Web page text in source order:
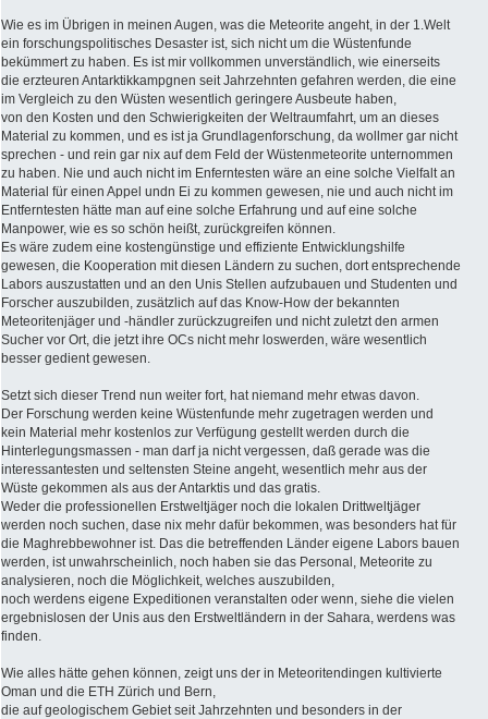
Wie es im Übrigen in meinen Augen, was die Meteorite angeht, in der 1.Welt
ein forschungspolitisches Desaster ist, sich nicht um die Wüstenfunde
bekümmert zu haben. Es ist mir vollkommen unverständlich, wie einerseits
die erzteuren Antarktikkampgnen seit Jahrzehnten gefahren werden, die eine
im Vergleich zu den Wüsten wesentlich geringere Ausbeute haben,
von den Kosten und den Schwierigkeiten der Weltraumfahrt, um an dieses
Material zu kommen, und es ist ja Grundlagenforschung, da wollmer gar nicht
sprechen - und rein gar nix auf dem Feld der Wüstenmeteorite unternommen
zu haben. Nie und auch nicht im Enferntesten wäre an eine solche Vielfalt an
Material für einen Appel undn Ei zu kommen gewesen, nie und auch nicht im
Entferntesten hätte man auf eine solche Erfahrung und auf eine solche
Manpower, wie es so schön heißt, zurückgreifen können.
Es wäre zudem eine kostengünstige und effiziente Entwicklungshilfe
gewesen, die Kooperation mit diesen Ländern zu suchen, dort entsprechende
Labors auszustatten und an den Unis Stellen aufzubauen und Studenten und
Forscher auszubilden, zusätzlich auf das Know-How der bekannten
Meteoritenjäger und -händler zurückzugreifen und nicht zuletzt den armen
Sucher vor Ort, die jetzt ihre OCs nicht mehr loswerden, wäre wesentlich
besser gedient gewesen.
Setzt sich dieser Trend nun weiter fort, hat niemand mehr etwas davon.
Der Forschung werden keine Wüstenfunde mehr zugetragen werden und
kein Material mehr kostenlos zur Verfügung gestellt werden durch die
Hinterlegungsmassen - man darf ja nicht vergessen, daß gerade was die
interessantesten und seltensten Steine angeht, wesentlich mehr aus der
Wüste gekommen als aus der Antarktis und das gratis.
Weder die professionellen Erstweltjäger noch die lokalen Drittweltjäger
werden noch suchen, dase nix mehr dafür bekommen, was besonders hat für
die Maghrebbewohner ist. Das die betreffenden Länder eigene Labors bauen
werden, ist unwahrscheinlich, noch haben sie das Personal, Meteorite zu
analysieren, noch die Möglichkeit, welches auszubilden,
noch werdens eigene Expeditionen veranstalten oder wenn, siehe die vielen
ergebnislosen der Unis aus den Erstweltländern in der Sahara, werdens was
finden.
Wie alles hätte gehen können, zeigt uns der in Meteoritendingen kultivierte
Oman und die ETH Zürich und Bern,
die auf geologischem Gebiet seit Jahrzehnten und besonders in der